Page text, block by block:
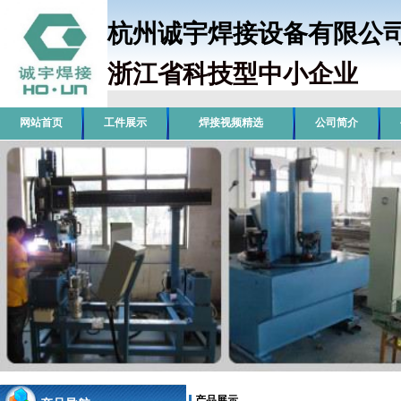
杭州诚宇焊接设备有
浙江省科技型中小企业
网站首页 工件展示 焊接视频精选 公司简介